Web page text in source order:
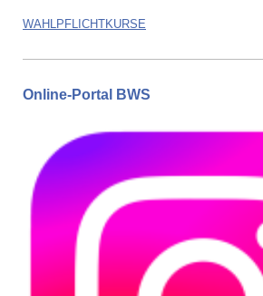
WAHLPFLICHTKURSE
Online-Portal BWS